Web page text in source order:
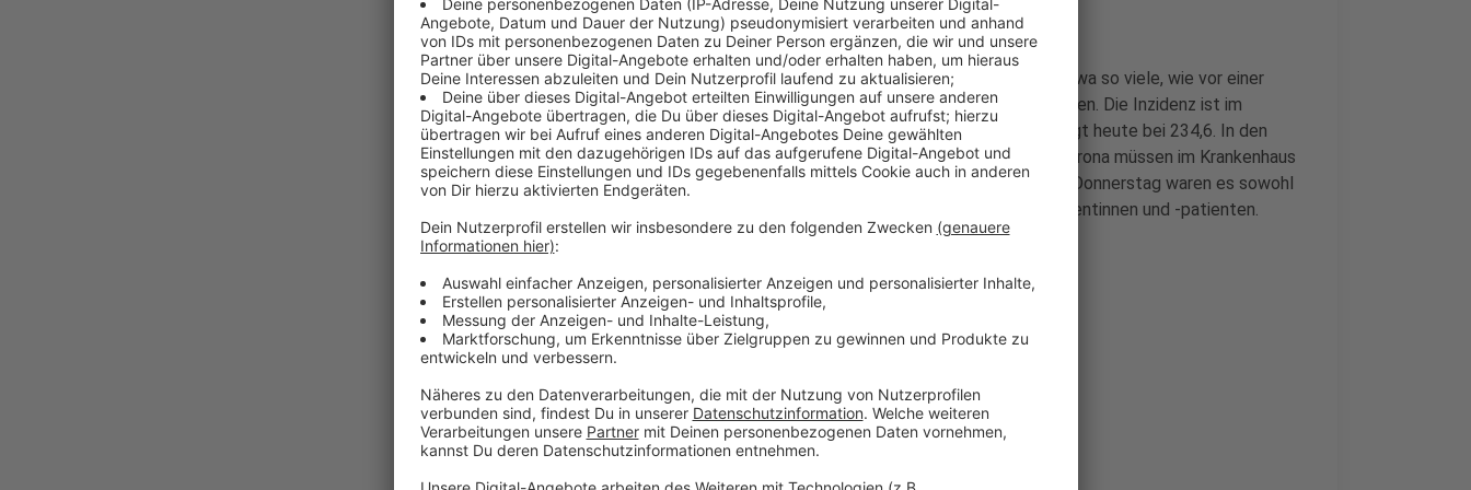
Das RKI meldet heute morgen 205 Neuinfektionen. Das sind in etwa so viele, wie vor einer
Woche. Zudem sind sechs weitere Menschen mit Corona gestorben. Die Inzidenz ist im
Vergleich zu letzter Woche um rund 22 Punkte gesunken - sie liegt heute bei 234,6. In den
Kliniken bleibt die Lage weiter angespannt. 139 Menschen mit Corona müssen im Krankenhaus
behandelt werden, 45 von ihnen auf der Intensivstation. Letzten Donnerstag waren es sowohl
auf der Normal- als auch auf der Intensivstation mehr Coronapatientinnen und -patienten.
Weitere Infos und Links zum Thema:
Anzeige
Antenne-Düsseldorf-Sonderseite zum Coronavirus
Hier könnt ihr euch impfen und testen lassen